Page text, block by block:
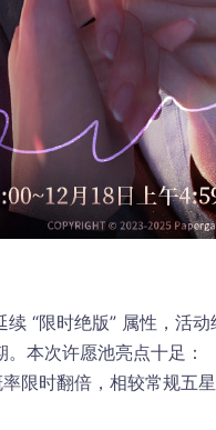
“限时绝版” 属性，活动
本次许愿池亮点十足：​
限时翻倍，相较常规五